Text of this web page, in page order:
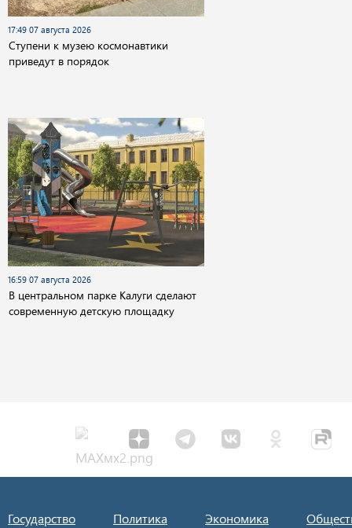
17:49 07 августа 2026
Cтупени к музею космонавтики
приведут в порядок
16:59 07 августа 2026
В центральном парке Калуги сделают
современную детскую площадку
Государство Политика Экономика